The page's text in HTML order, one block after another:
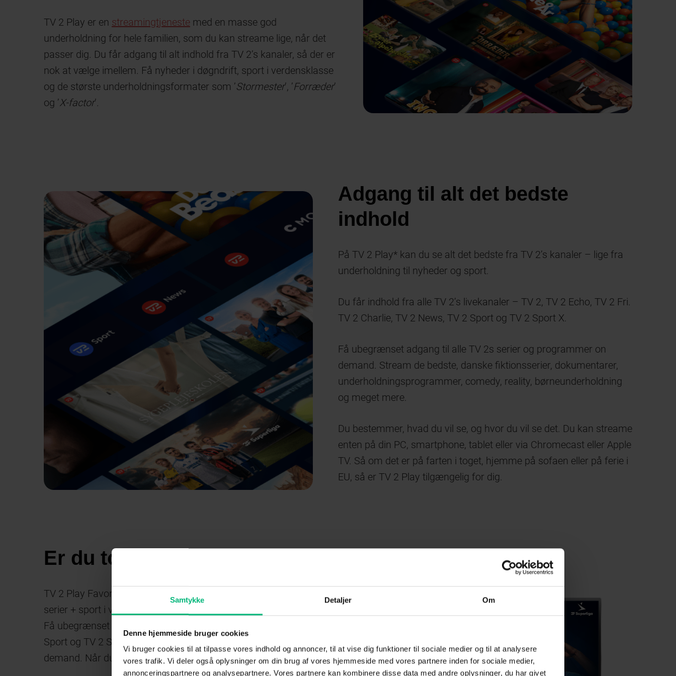
Samtykke Detaljer Om
Denne hjemmeside bruger cookies
Vi bruger cookies til at tilpasse vores indhold og annoncer, til at vise dig funktioner til sociale medier og til at analysere
vores trafik. Vi deler også oplysninger om din brug af vores hjemmeside med vores partnere inden for sociale medier,
annonceringspartnere og analysepartnere. Vores partnere kan kombinere disse data med andre oplysninger, du har givet
TV 2 Play er en streamingtjeneste med en masse god
underholdning for hele familien, som du kan streame lige, når det
passer dig. Du får adgang til alt indhold fra TV 2’s kanaler, så der er
nok at vælge imellem. Få nyheder i døgndrift, sport i verdensklasse
og de største underholdningsformater som ’Stormester’, ’Forræder’
og ’X-factor’.
Adgang til alt det bedste
indhold
På TV 2 Play* kan du se alt det bedste fra TV 2’s kanaler – lige fra
underholdning til nyheder og sport.
Du får indhold fra alle TV 2’s livekanaler – TV 2, TV 2 Echo, TV 2 Fri.
TV 2 Charlie, TV 2 News, TV 2 Sport og TV 2 Sport X.
Få ubegrænset adgang til alle TV 2s serier og programmer on
demand. Stream de bedste, danske fiktionsserier, dokumentarer,
underholdningsprogrammer, comedy, reality, børneunderholdning
og meget mere.
Du bestemmer, hvad du vil se, og hvor du vil se det. Du kan streame
enten på din PC, smartphone, tablet eller via Chromecast eller Apple
TV. Så om det er på farten i toget, hjemme på sofaen eller på ferie i
EU, så er TV 2 Play tilgængelig for dig.
Er du tosset med sport?
TV 2 Play Favorit + Sport Partner – Stream alle TV 2s livekanaler og
serier + sport i verdensklasse
Få ubegrænset adgang til alle TV 2s syv livekanaler (inklusiv TV 2
Sport og TV 2 Sport X) og alle TV 2s serier og programmer on
demand. Når du vil, og hvor du vil.